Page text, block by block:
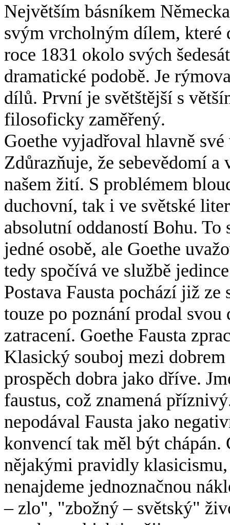
Největším básníkem
svým vrcholným dílem, které
roce 1831 okolo svých
dramatické podobě. Je
dílů. První je světštější s
filosoficky zaměřený.
Goethe vyjadřoval hlavně
Zdůrazňuje, že sebevědomí
našem žití. S problémem
duchovní, tak i ve světské
absolutní oddaností Bohu. To
jedné osobě, ale Goethe
tedy spočívá ve službě
Postava Fausta pochází již
touze po poznání prodal
zatracení. Goethe Fausta
Klasický souboj mezi
prospěch dobra jako dříve.
faustus, což znamená
nepodával Fausta jako
konvencí tak měl být chápán.
nějakými pravidly
nenajdeme jednoznačnou
– zlo", "zbožný – světský"